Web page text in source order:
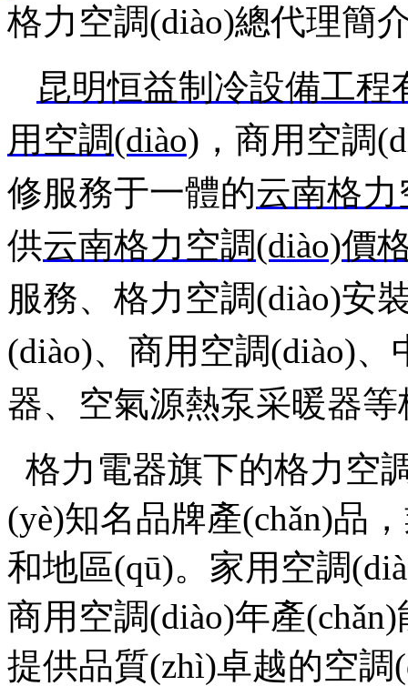
格力空調(diào)總代理簡
昆明恒益制冷設備工程
用 空調(diào) ，商用空
修服務于一體的云南格力
供云南格力空調(diào)價
服務、 格力空調(diào)安
(diào)、 商用空調(diào)
器、空氣源熱泵采暖
格力電器旗下的格力空
(yè)知名品牌產(chǎn)品
和地區(qū)。家用空調
商用空調(diào)年產(chǎn)能
提供品質(zhì)卓越的空調